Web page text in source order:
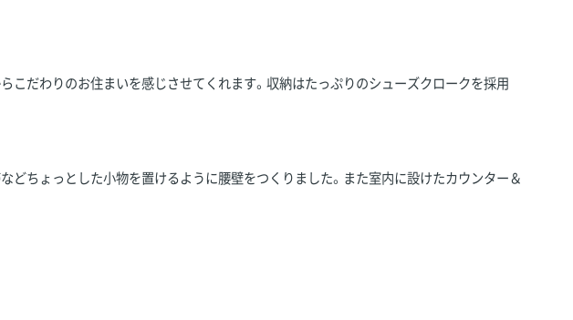
こだわりのお住まいを感じさせてくれます。収納はたっぷりのシューズクロークを採用
ちょっとした小物を置けるように腰壁をつくりました。また室内に設けたカウンター＆